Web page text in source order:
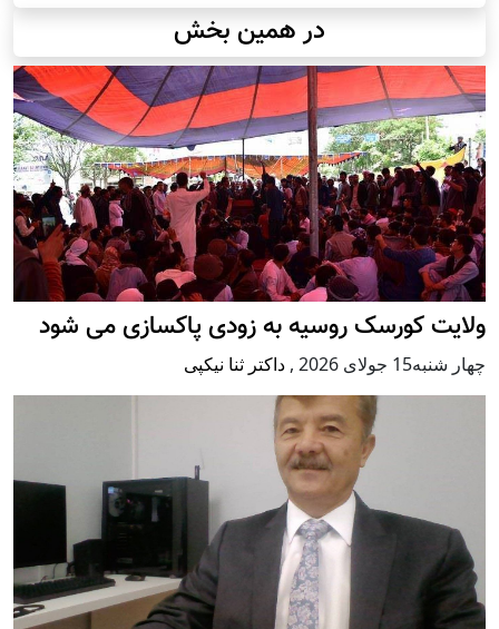
در همین بخش
ولایت کورسک روسیه به زودی پاکسازی می شود
چهار شنبه15 جولای 2026 , داکتر ثنا نیکپی